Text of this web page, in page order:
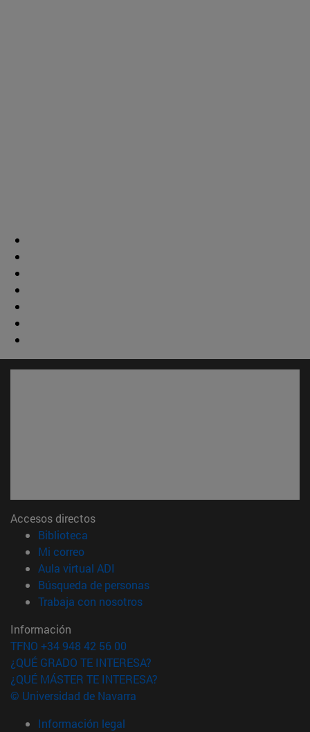
Accesos directos
Biblioteca
Mi correo(abre en nueva ventana)
Aula virtual ADI
Búsqueda de personas(abre en nueva ventana)
Trabaja con nosotros(abre en nueva ventana)
Información
TFNO +34 948 42 56 00
¿QUÉ GRADO TE INTERESA?
¿QUÉ MÁSTER TE INTERESA?
© Universidad de Navarra
Información legal